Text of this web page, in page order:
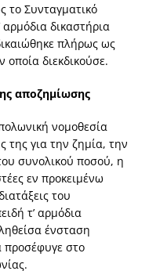
το Συνταγματικό
δικαστήρια
πλήρως ως
διεκδικούσε.
αποζημίωσης
νομοθεσία
της για την ζημία, την
συνολικού ποσού, η
εν προκειμένω
του
τ’ αρμόδια
ένσταση
προσέφυγε στο